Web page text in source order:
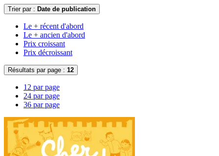
Trier par : Date de publication
Le + récent d'abord
Le + ancien d'abord
Prix croissant
Prix décroissant
Résultats par page : 12
12 par page
24 par page
36 par page